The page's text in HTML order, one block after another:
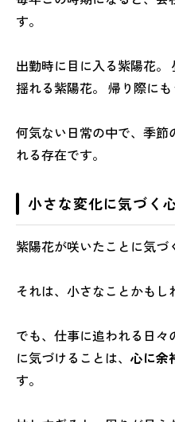
す。
出勤時に目に入る紫陽花。
揺れる紫陽花。 帰り際にも
何気ない日常の中で、季節
れる存在です。
小さな変化に気づく
紫陽花が咲いたことに気づ
それは、小さなことかもし
でも、仕事に追われる日
に気づけることは、 心に余
す。